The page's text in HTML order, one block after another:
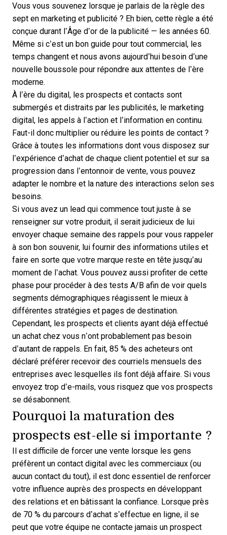
Vous vous souvenez lorsque je parlais de la règle des
sept en marketing et publicité ? Eh bien, cette règle a été
conçue durant l’Âge d’or de la publicité — les années 60.
Même si c’est un bon guide pour tout commercial, les
temps changent et nous avons aujourd’hui besoin d’une
nouvelle boussole pour répondre aux attentes de l’ère
moderne.
À l’ère du digital, les prospects et contacts sont
submergés et distraits par les publicités, le marketing
digital, les appels à l’action et l’information en continu.
Faut-il donc multiplier ou réduire les points de contact ?
Grâce à toutes les informations dont vous disposez sur
l’expérience d’achat de chaque client potentiel et sur sa
progression dans l’entonnoir de vente, vous pouvez
adapter le nombre et la nature des interactions selon ses
besoins.
Si vous avez un lead qui commence tout juste à se
renseigner sur votre produit, il serait judicieux de lui
envoyer chaque semaine des rappels pour vous rappeler
à son bon souvenir, lui fournir des informations utiles et
faire en sorte que votre marque reste en tête jusqu’au
moment de l’achat. Vous pouvez aussi profiter de cette
phase pour procéder à des tests A/B afin de voir quels
segments démographiques réagissent le mieux à
différentes stratégies et pages de destination.
Cependant, les prospects et clients ayant déjà effectué
un achat chez vous n’ont probablement pas besoin
d’autant de rappels. En fait, 85 % des acheteurs ont
déclaré préférer recevoir des courriels mensuels des
entreprises avec lesquelles ils font déjà affaire. Si vous
envoyez trop d’e-mails, vous risquez que vos prospects
se désabonnent.
Pourquoi la maturation des
prospects est-elle si importante ?
Il est difficile de forcer une vente lorsque les gens
préfèrent un contact digital avec les commerciaux (ou
aucun contact du tout), il est donc essentiel de renforcer
votre influence auprès des prospects en développant
des relations et en bâtissant la confiance. Lorsque près
de 70 % du parcours d’achat s’effectue en ligne, il se
peut que votre équipe ne contacte jamais un prospect